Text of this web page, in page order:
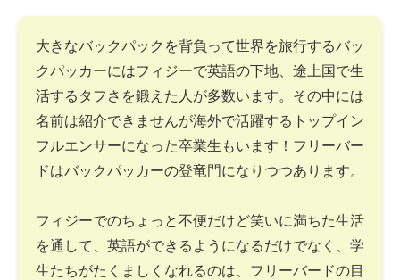
大きなバックパックを背負って世界を旅行するバッ
クパッカーにはフィジーで英語の下地、途上国で生
活するタフさを鍛えた人が多数います。その中には
名前は紹介できませんが海外で活躍するトップイン
フルエンサーになった卒業生もいます！フリーバー
ドはバックパッカーの登竜門になりつつあります。
フィジーでのちょっと不便だけど笑いに満ちた生活
を通して、英語ができるようになるだけでなく、学
生たちがたくましくなれるのは、フリーバードの目